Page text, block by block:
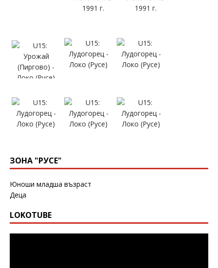
ЗОНА "РУСЕ"
Юноши младша възраст
Деца
LOKOTUBE